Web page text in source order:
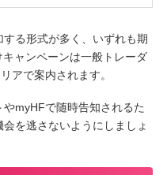
る形式が多く、いずれも期
ャンペーンは一般トレーダ
アで案内されます。
myHFで随時告知されるた
を逃さないようにしましょ